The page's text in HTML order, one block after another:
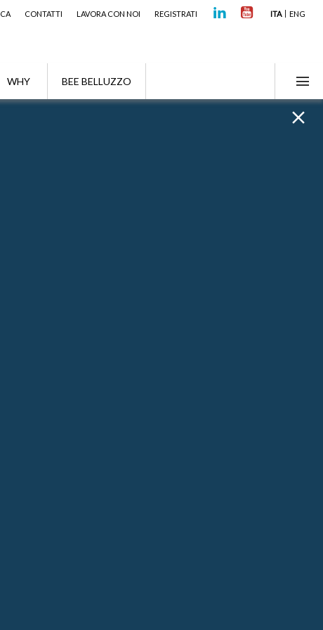
CONTATTI LAVORA CON NOI REGISTRATI ITA ENG
WHY BEE BELLUZZO
di analoghe agevolazioni fiscali nello Stato di
analogamente a quanto previsto per i
settembre 2015, pubblicato sulla Gazzetta